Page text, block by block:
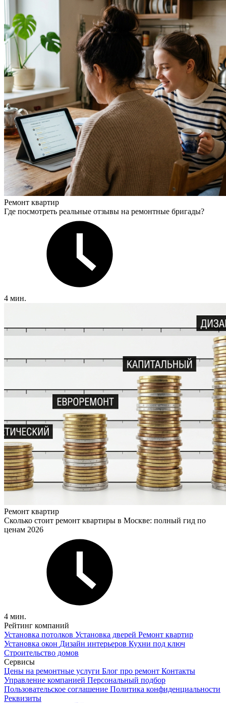
Ремонт квартир
Где посмотреть реальные отзывы на ремонтные бригады?
4 мин.
Ремонт квартир
Сколько стоит ремонт квартиры в Москве: полный гид по
ценам 2026
4 мин.
Рейтинг компаний
Установка потолков Установка дверей Ремонт квартир
Установка окон Дизайн интерьеров Кухни под ключ
Строительство домов
Сервисы
Цены на ремонтные услуги Блог про ремонт Контакты
Управление компанией Персональный подбор
Пользовательское соглашение Политика конфиденциальности
Реквизиты